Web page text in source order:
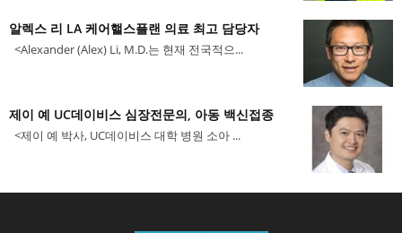
알렉스 리 LA 케어핼스플랜 의료 최고 담당자
<Alexander (Alex) Li, M.D.는 현재 전국적으...
제이 예 UC데이비스 심장전문의, 아동 백신접종
<제이 예 박사, UC데이비스 대학 병원 소아 ...